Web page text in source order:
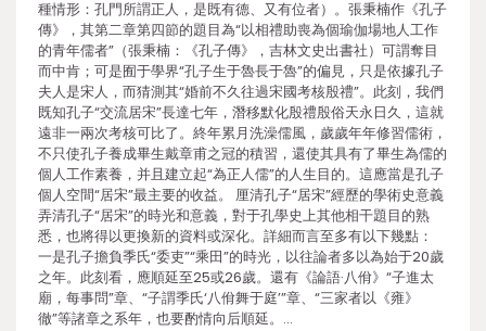
種情形：孔門所謂正人，是既有德、又有位者）。張秉楠作《孔子
傳》，其第二章第四節的題目為“以相禮助喪為個瑜伽場地人工作
的青年儒者”（張秉楠：《孔子傳》，吉林文史出書社）可謂奪目
而中肯；可是囿于學界“孔子生于魯長于魯”的偏見，只是依據孔子
夫人是宋人，而猜測其“婚前不久往過宋國考核殷禮”。此刻，我們
既知孔子“交流居宋”長達七年，潛移默化殷禮殷俗天永日久，這就
遠非一兩次考核可比了。終年累月洗澡儒風，歲歲年年修習儒術，
不只使孔子養成畢生戴章甫之冠的積習，還使其具有了畢生為儒的
個人工作素養，并且建立起“為正人儒”的人生目的。這應當是孔子
個人空間“居宋”最主要的收益。 厘清孔子“居宋”經歷的學術史意義
弄清孔子“居宋”的時光和意義，對于孔學史上其他相干題目的熟
悉，也將得以更換新的資料或深化。詳細而言至多有以下幾點：
一是孔子擔負季氏“委吏”“乘田”的時光，以往論者多以為始于20歲
之年。此刻看，應順延至25或26歲。還有《論語·八佾》“子進太
廟，每事問”章、“子謂季氏‘八佾舞于庭’”章、“三家者以《雍》
徹”等諸章之系年，也要酌情向后順延。…